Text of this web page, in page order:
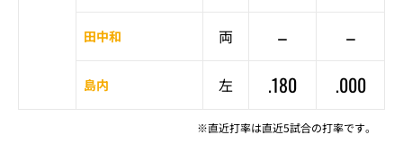
田中和 両 – –
島内 左 .180 .000
※直近打率は直近5試合の打率です。